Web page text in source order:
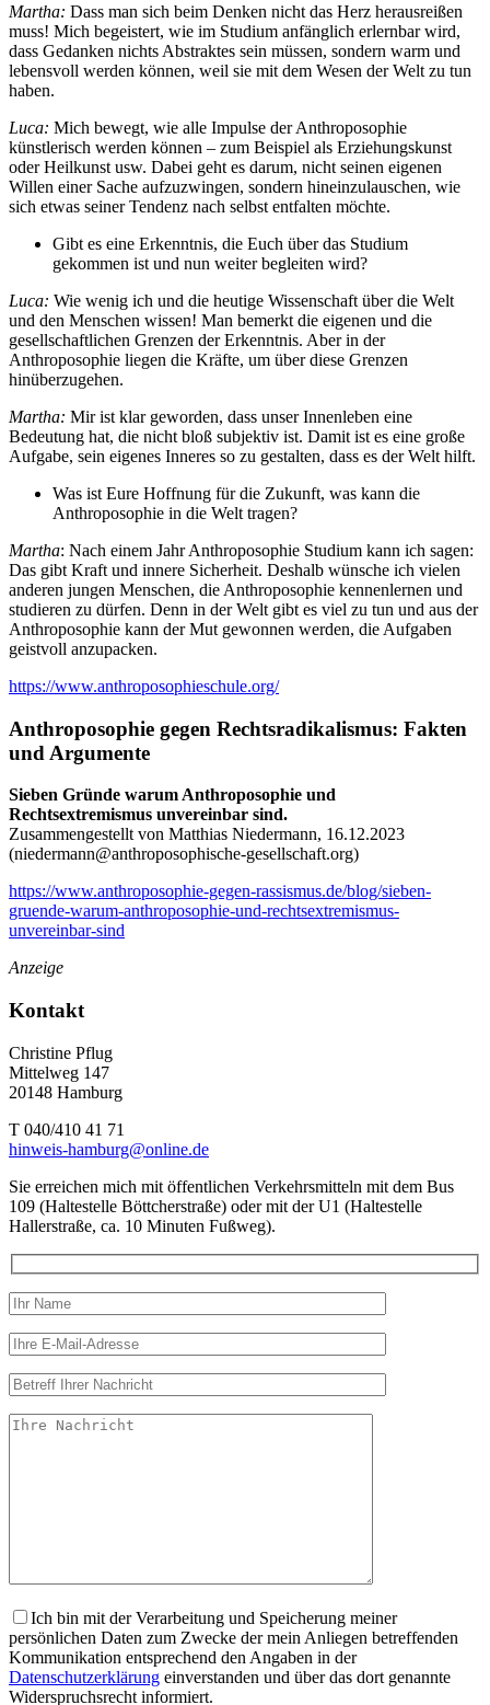
Martha: Dass man sich beim Denken nicht das Herz herausreißen
muss! Mich begeistert, wie im Studium anfänglich erlernbar wird,
dass Gedanken nichts Abstraktes sein müssen, sondern warm und
lebensvoll werden können, weil sie mit dem Wesen der Welt zu tun
haben.
Luca: Mich bewegt, wie alle Impulse der Anthroposophie
künstlerisch werden können – zum Beispiel als Erziehungskunst
oder Heilkunst usw. Dabei geht es darum, nicht seinen eigenen
Willen einer Sache aufzuzwingen, sondern hineinzulauschen, wie
sich etwas seiner Tendenz nach selbst entfalten möchte.
Gibt es eine Erkenntnis, die Euch über das Studium
gekommen ist und nun weiter begleiten wird?
Luca: Wie wenig ich und die heutige Wissenschaft über die Welt
und den Menschen wissen! Man bemerkt die eigenen und die
gesellschaftlichen Grenzen der Erkenntnis. Aber in der
Anthroposophie liegen die Kräfte, um über diese Grenzen
hinüberzugehen.
Martha: Mir ist klar geworden, dass unser Innenleben eine
Bedeutung hat, die nicht bloß subjektiv ist. Damit ist es eine große
Aufgabe, sein eigenes Inneres so zu gestalten, dass es der Welt hilft.
Was ist Eure Hoffnung für die Zukunft, was kann die
Anthroposophie in die Welt tragen?
Martha: Nach einem Jahr Anthroposophie Studium kann ich sagen:
Das gibt Kraft und innere Sicherheit. Deshalb wünsche ich vielen
anderen jungen Menschen, die Anthroposophie kennenlernen und
studieren zu dürfen. Denn in der Welt gibt es viel zu tun und aus der
Anthroposophie kann der Mut gewonnen werden, die Aufgaben
geistvoll anzupacken.
https://www.anthroposophieschule.org/
Anthroposophie gegen Rechtsradikalismus: Fakten
und Argumente
Sieben Gründe warum Anthroposophie und
Rechtsextremismus unvereinbar sind.
Zusammengestellt von Matthias Niedermann, 16.12.2023
(niedermann@anthroposophische-gesellschaft.org)
https://www.anthroposophie-gegen-rassismus.de/blog/sieben-
gruende-warum-anthroposophie-und-rechtsextremismus-
unvereinbar-sind
Anzeige
Kontakt
Christine Pflug
Mittelweg 147
20148 Hamburg
T 040/410 41 71
hinweis-hamburg@online.de
Sie erreichen mich mit öffentlichen Verkehrsmitteln mit dem Bus
109 (Haltestelle Böttcherstraße) oder mit der U1 (Haltestelle
Hallerstraße, ca. 10 Minuten Fußweg).
Ich bin mit der Verarbeitung und Speicherung meiner
persönlichen Daten zum Zwecke der mein Anliegen betreffenden
Kommunikation entsprechend den Angaben in der
Datenschutzerklärung einverstanden und über das dort genannte
Widerspruchsrecht informiert.